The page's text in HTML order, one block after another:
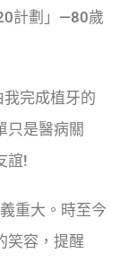
計劃」—80歲
完成植牙的
只是醫病關
誼!
重大。時至今
笑容，提醒